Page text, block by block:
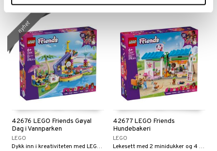
42676 LEGO Friends Gøyal
Dag i Vannparken
LEGO
Dykk inn i kreativiteten med LEGO Friends Gøyal dag i vannparken.
nyhet
42677 LEGO Friends
Hundebakeri
LEGO
Lekesett med 2 minidukker og 4 lekebikkjer og tilbehør.